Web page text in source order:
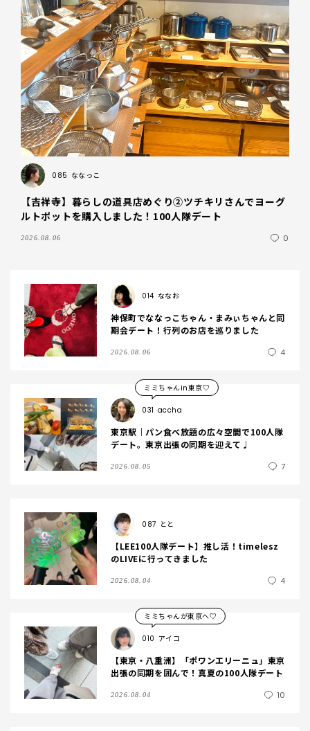
085 ななっこ
【吉祥寺】暮らしの道具店めぐり②ツチキリさんでヨーグ
ルトポットを購入しました！100人隊デート
2026.08.06 0
014 ななお
神保町でななっこちゃん・まみぃちゃんと同
期会デート！行列のお店を巡りました
2026.08.06 4
031 accha
ミミちゃんin東京♡
東京駅｜パン食べ放題の広々空間で100人隊
デート。東京出張の同期を迎えて♩
2026.08.05 7
087 とと
【LEE100人隊デート】推し活！timelesz
のLIVEに行ってきました
2026.08.04 4
010 アイコ
ミミちゃんが東京へ♡
【東京・八重洲】「ポワンエリーニュ」東京
出張の同期を囲んで！真夏の100人隊デート
2026.08.04 10